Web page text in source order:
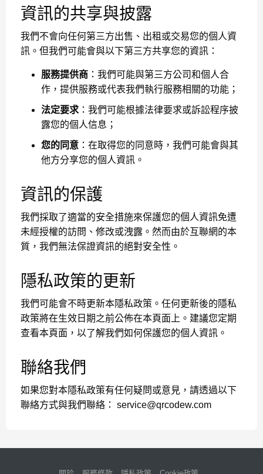
資訊的共享與披露
我們不會向任何第三方出售、出租或交易您的個人資
訊。但我們可能會與以下第三方共享您的資訊：
服務提供商 ：我們可能與第三方公司和個人合
作，提供服務或代表我們執行服務相關的功能；
法定要求 ：我們可能根據法律要求或訴訟程序披
露您的個人信息；
您的同意 ：在取得您的同意時，我們可能會與其
他方分享您的個人資訊。
資訊的保護
我們採取了適當的安全措施來保護您的個人資訊免遭
未經授權的訪問、修改或洩露。然而由於互聯網的本
質，我們無法保證資訊的絕對安全性。
隱私政策的更新
我們可能會不時更新本隱私政策。任何更新後的隱私
政策將在生效日期之前公佈在本頁面上。建議您定期
查看本頁面，以了解我們如何保護您的個人資訊。
聯絡我們
如果您對本隱私政策有任何疑問或意見，請透過以下
聯絡方式與我們聯絡： service@qrcodew.com